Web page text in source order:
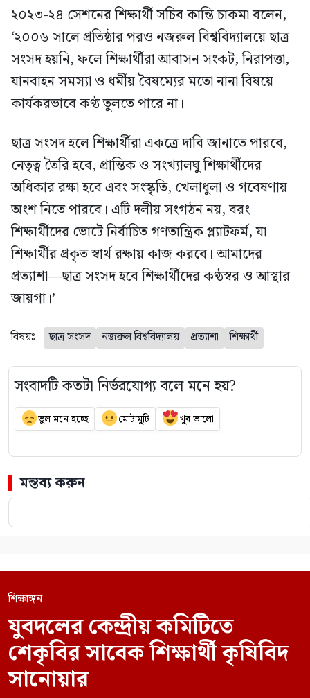
২০২৩-২৪ সেশনের শিক্ষার্থী সচিব কান্তি চাকমা বলেন,
‘২০০৬ সালে প্রতিষ্ঠার পরও নজরুল বিশ্ববিদ্যালয়ে ছাত্র
সংসদ হয়নি, ফলে শিক্ষার্থীরা আবাসন সংকট, নিরাপত্তা,
যানবাহন সমস্যা ও ধর্মীয় বৈষম্যের মতো নানা বিষয়ে
কার্যকরভাবে কণ্ঠ তুলতে পারে না।
ছাত্র সংসদ হলে শিক্ষার্থীরা একত্রে দাবি জানাতে পারবে,
নেতৃত্ব তৈরি হবে, প্রান্তিক ও সংখ্যালঘু শিক্ষার্থীদের
অধিকার রক্ষা হবে এবং সংস্কৃতি, খেলাধুলা ও গবেষণায়
অংশ নিতে পারবে। এটি দলীয় সংগঠন নয়, বরং
শিক্ষার্থীদের ভোটে নির্বাচিত গণতান্ত্রিক প্ল্যাটফর্ম, যা
শিক্ষার্থীর প্রকৃত স্বার্থ রক্ষায় কাজ করবে। আমাদের
প্রত্যাশা—ছাত্র সংসদ হবে শিক্ষার্থীদের কণ্ঠস্বর ও আস্থার
জায়গা।’
বিষয়ঃ ছাত্র সংসদ নজরুল বিশ্ববিদ্যালয় প্রত্যাশা শিক্ষার্থী
সংবাদটি কতটা নির্ভরযোগ্য বলে মনে হয়?
ভুল মনে হচ্ছে মোটামুটি খুব ভালো
মন্তব্য করুন
শিক্ষাঙ্গন
যুবদলের কেন্দ্রীয় কমিটিতে
শেকৃবির সাবেক শিক্ষার্থী কৃষিবিদ
সানোয়ার